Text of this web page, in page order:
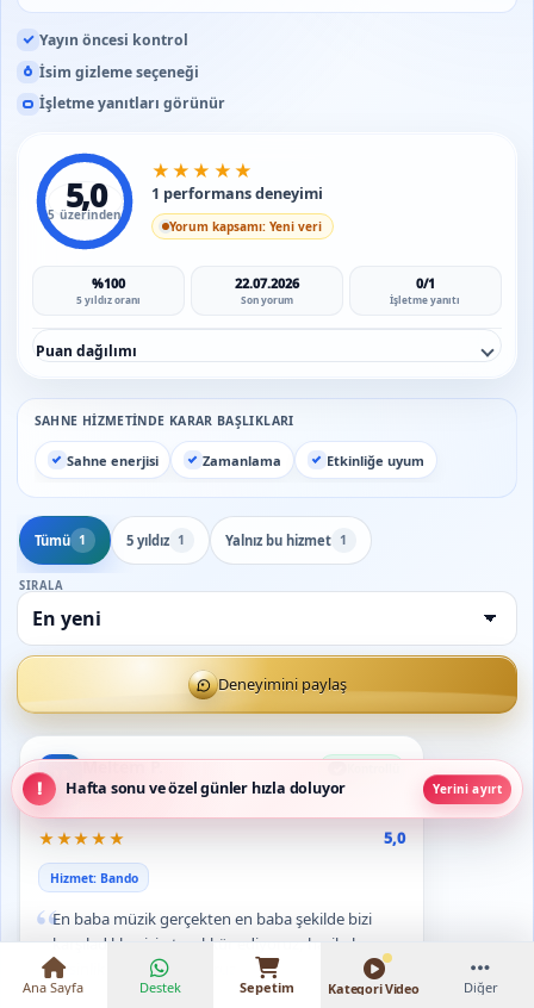
Yayın öncesi kontrol
İsim gizleme seçeneği
İşletme yanıtları görünür
5,0
5 üzerinden
★ ★ ★ ★ ★
1 performans deneyimi
Yorum kapsamı: Yeni veri
%100
5 yıldız oranı
22.07.2026
Son yorum
0/1
İşletme yanıtı
Puan dağılımı
SAHNE HIZMETINDE KARAR BAŞLIKLARI
Sahne enerjisi Zamanlama Etkinliğe uyum
Tümü 1 5 yıldız 1 Yalnız bu hizmet 1
SIRALA
Deneyimini paylaş
M Meltem P.
22.07.2026
★★★★★ 5,0
Hizmet: Bando
“En baba müzik gerçekten en baba şekilde bizi
karşıladıkları için teşekkür ediyoruz, harikalar
kesinlikle tavsiye ediyoruz.
₺12.000 – ₺78.000
Hafta sonu ve özel günler hızla doluyor Yerini ayırt
Ana Sayfa Destek Sepetim Kategori Video Diğer